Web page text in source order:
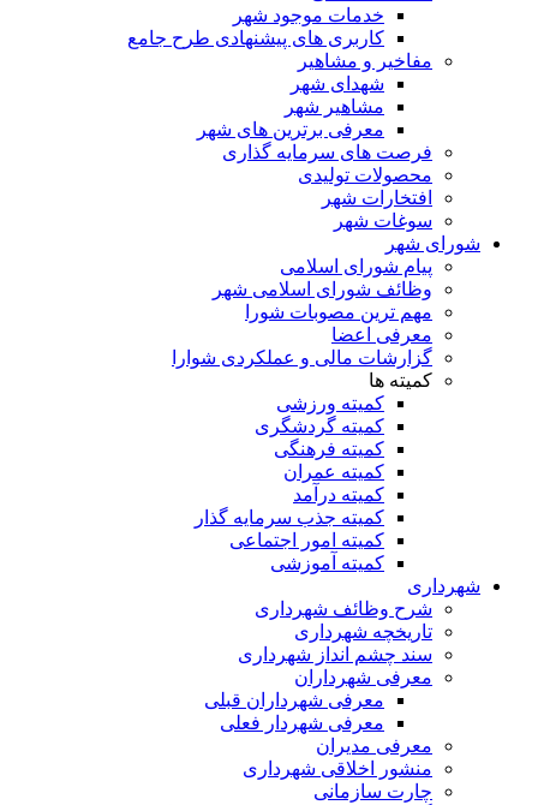
خدمات موجود شهر
کاربری های پیشنهادی طرح جامع
مفاخیر و مشاهیر
شهدای شهر
مشاهیر شهر
معرفی برترین های شهر
فرصت های سرمایه گذاری
محصولات تولیدی
افتخارات شهر
سوغات شهر
شورای شهر
پیام شورای اسلامی
وظائف شورای اسلامی شهر
مهم ترین مصوبات شورا
معرفی اعضا
گزارشات مالی و عملکردی شوارا
کمیته ها
کمیته ورزشی
کمیته گردشگری
کمیته فرهنگی
کمیته عمران
کمیته درآمد
کمیته جذب سرمایه گذار
کمیته امور اجتماعی
کمیته آموزشی
شهرداری
شرح وظائف شهرداری
تاریخچه شهرداری
سند چشم انداز شهرداری
معرفی شهرداران
معرفی شهرداران قبلی
معرفی شهردار فعلی
معرفی مدیران
منشور اخلاقی شهرداری
چارت سازمانی